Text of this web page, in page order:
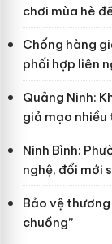
chơi mùa hè
Chống hàng
phối hợp liên
Quảng Ninh:
giả mạo nhiều
Ninh Bình:
nghệ, đổi mới
Bảo vệ
chuồng”